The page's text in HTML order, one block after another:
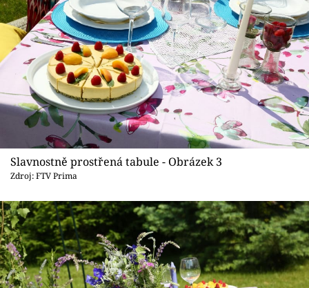
Slavnostně prostřená tabule - Obrázek 3
Zdroj: FTV Prima